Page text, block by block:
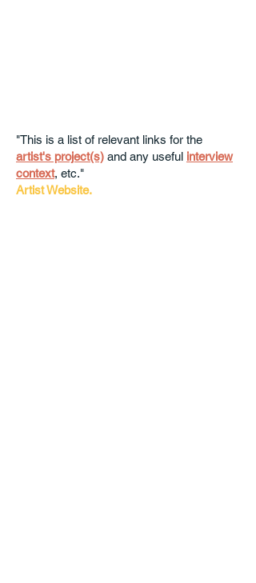
"This is a list of relevant links for the
artist's project(s) and any useful interview
context, etc."
Artist Website.